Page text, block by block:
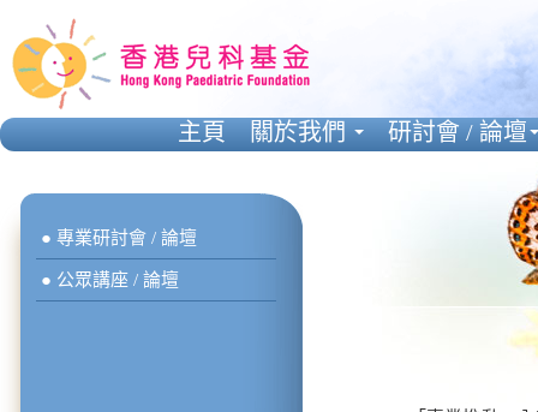
● 專業研討會 / 論壇
● 公眾講座 / 論壇
主頁 關於我們 研討會 / 論壇